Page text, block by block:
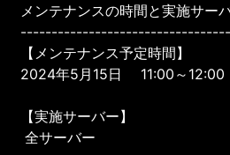
メンテナンスの時間と実施サー
----------------------------------
【メンテナンス予定時間】
2024年5月15日 11:00～12:00
【実施サーバー】
全サーバー